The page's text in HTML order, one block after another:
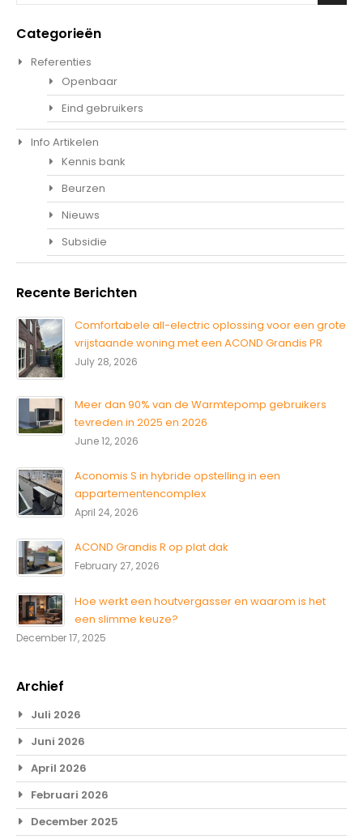
Categorieën
Referenties
Openbaar
Eind gebruikers
Info Artikelen
Kennis bank
Beurzen
Nieuws
Subsidie
Recente Berichten
Comfortabele all-electric oplossing voor een grote
vrijstaande woning met een ACOND Grandis PR
July 28, 2026
Meer dan 90% van de Warmtepomp gebruikers
tevreden in 2025 en 2026
June 12, 2026
Aconomis S in hybride opstelling in een
appartementencomplex
April 24, 2026
ACOND Grandis R op plat dak
February 27, 2026
Hoe werkt een houtvergasser en waarom is het
een slimme keuze?
December 17, 2025
Archief
Juli 2026
Juni 2026
April 2026
Februari 2026
December 2025